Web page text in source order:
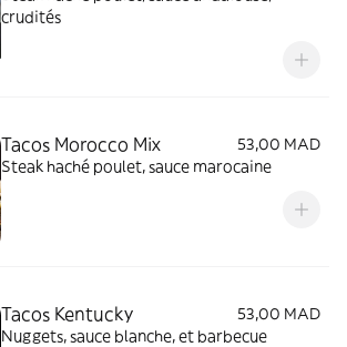
crudités
Tacos Morocco Mix
53,00 MAD
Steak haché poulet, sauce marocaine
Tacos Kentucky
53,00 MAD
Nuggets, sauce blanche, et barbecue